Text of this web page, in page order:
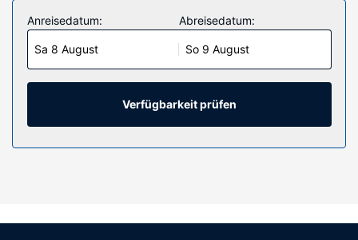
Anreisedatum:
Sa 8 August
Abreisedatum:
So 9 August
Verfügbarkeit prüfen